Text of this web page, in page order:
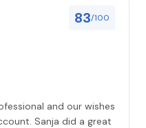
kotimatka alkoi
erinomaisen
pohjoisen
83/100
and our wishes
Sanja did a great